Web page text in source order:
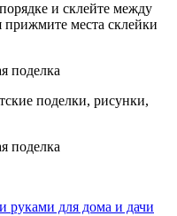
и склейте между
прижмите места склейки
поделки, рисунки,
руками для дома и дачи